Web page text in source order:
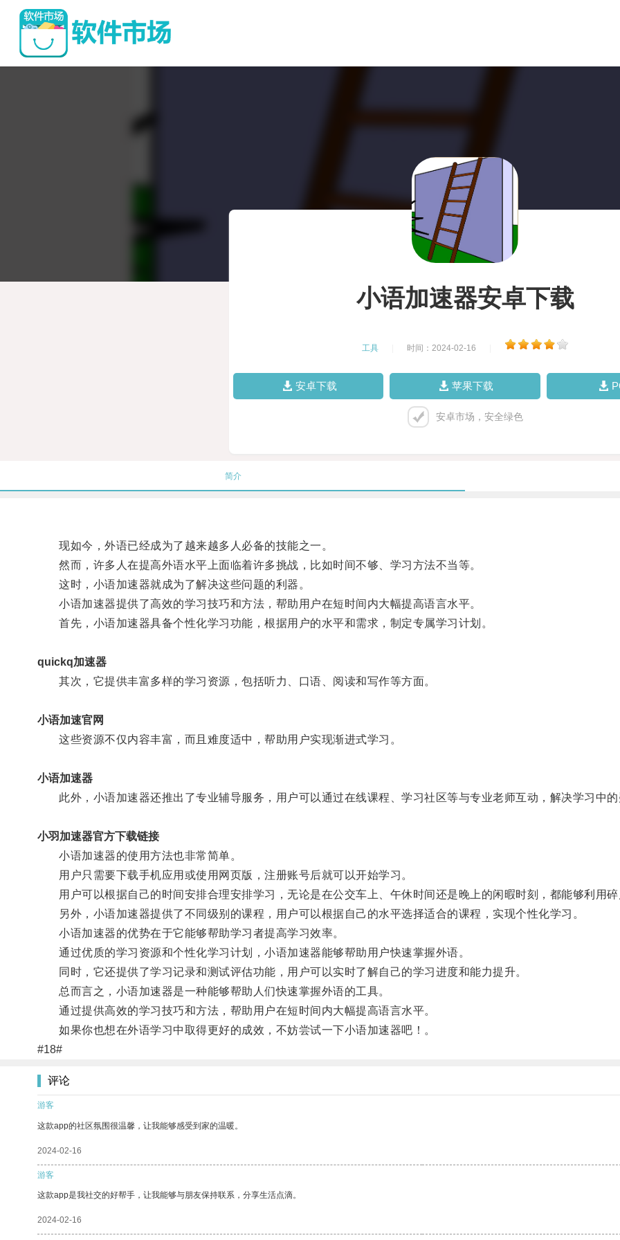
小语加速器安卓下载
工具 时间：2024-02-16
安卓下载 苹果下载
安卓市场，安全绿色
简介
现如今，外语已经成为了越来越多人必备的技能之一。
然而，许多人在提高外语水平上面临着许多挑战，比如时间不够、学习方法不当等。
这时，小语加速器就成为了解决这些问题的利器。
小语加速器提供了高效的学习技巧和方法，帮助用户在短时间内大幅提高语言水平。
首先，小语加速器具备个性化学习功能，根据用户的水平和需求，制定专属学习计划。
quickq加速器
其次，它提供丰富多样的学习资源，包括听力、口语、阅读和写作等方面。
小语加速官网
这些资源不仅内容丰富，而且难度适中，帮助用户实现渐进式学习。
小语加速器
此外，小语加速器还推出了专业辅导服务，用户可以通过在线课程、学习社区等与专业老师互动，解决学习中的
小羽加速器官方下载链接
小语加速器的使用方法也非常简单。
用户只需要下载手机应用或使用网页版，注册账号后就可以开始学习。
用户可以根据自己的时间安排合理安排学习，无论是在公交车上、午休时间还是晚上的闲暇时刻，都能够利用碎
另外，小语加速器提供了不同级别的课程，用户可以根据自己的水平选择适合的课程，实现个性化学习。
小语加速器的优势在于它能够帮助学习者提高学习效率。
通过优质的学习资源和个性化学习计划，小语加速器能够帮助用户快速掌握外语。
同时，它还提供了学习记录和测试评估功能，用户可以实时了解自己的学习进度和能力提升。
总而言之，小语加速器是一种能够帮助人们快速掌握外语的工具。
通过提供高效的学习技巧和方法，帮助用户在短时间内大幅提高语言水平。
如果你也想在外语学习中取得更好的成效，不妨尝试一下小语加速器吧！。
#18#
评论
游客
这款app的社区氛围很温馨，让我能够感受到家的温暖。
2024-02-16
游客
这款app是我社交的好帮手，让我能够与朋友保持联系，分享生活点滴。
2024-02-16